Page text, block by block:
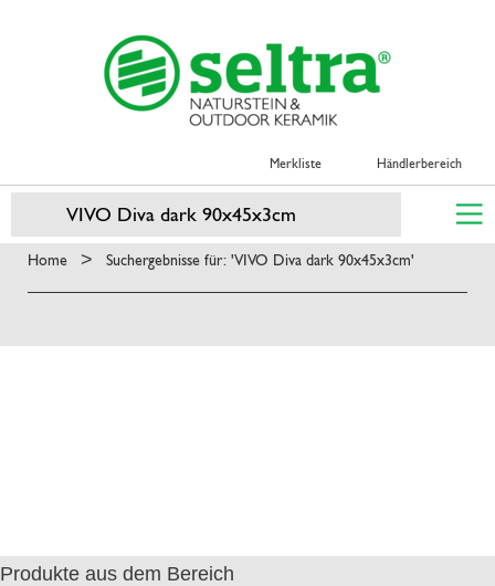
Merkliste Händlerbereich
Home > Suchergebnisse für: 'VIVO Diva dark 90x45x3cm'
Produkte aus dem Bereich